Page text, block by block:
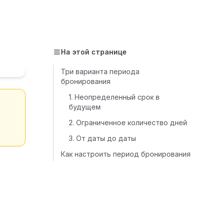
На этой странице
Три варианта периода
бронирования
1. Неопределенный срок в
будущем
2. Ограниченное количество дней
3. От даты до даты
Как настроить период бронирования